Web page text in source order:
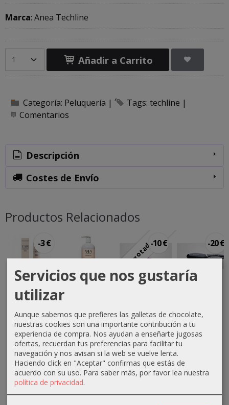
Marca: Anea Techline
Añadir a Carrito
Categoría: Peluquería | Tags: techline |
Comentarios
Descripción
Costes de Envío
Productos Relacionados
-3 €
Tinte Lux
Shine N8
Rubio
Claro sin...
4,76 €
7,76 €
Champú
Deep
Repair...
4,90 €
Agotado-10 €
Mirror
63,80 €
73,80 €
-20 €
Striking
Ionic Pro
60,00 €
Servicios que nos gustaría
utilizar
Aunque sabemos que prefieres las galletas de chocolate,
nuestras cookies son una importante contribución a tu
experiencia de compra. Nos ayudan a enseñarte jugosas
ofertas, recuerdan tus preferencias para facilitar tu
navegación y nos avisan si la web se vuelve lenta.
Haciendo click en "Aceptar" confirmas que estás de
acuerdo con su uso. Para saber más, por favor lea nuestra
política de privacidad.